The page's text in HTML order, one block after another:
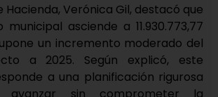
Hacienda, Verónica Gil, destacó que
asciende a 11.930.773,77
un incremento moderado del
a 2025. Según explicó, este
a una planificación rigurosa
avanzar sin comprometer la